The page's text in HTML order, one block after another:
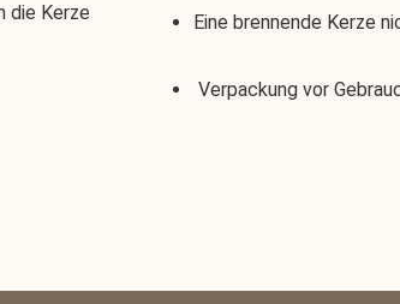
die Kerze Eine brennende Kerze
Verpackung vor